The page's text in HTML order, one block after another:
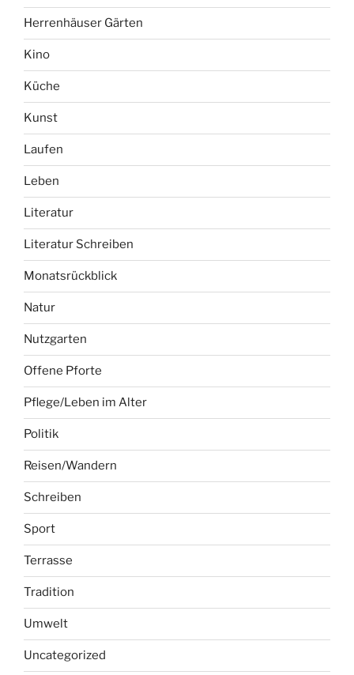
Herrenhäuser Gärten
Kino
Küche
Kunst
Laufen
Leben
Literatur
Literatur Schreiben
Monatsrückblick
Natur
Nutzgarten
Offene Pforte
Pflege/Leben im Alter
Politik
Reisen/Wandern
Schreiben
Sport
Terrasse
Tradition
Umwelt
Uncategorized